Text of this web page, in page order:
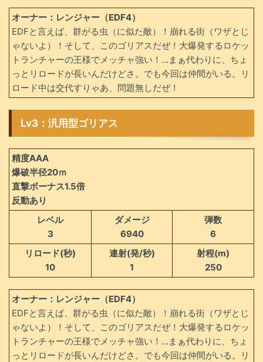
オーナー：レンジャー（EDF4）
EDFと言えば、群がる虫（に似た敵）！崩れる街（ワザとじ
ゃないよ）！そして、このゴリアスだぜ！大爆発するロケッ
トランチャーの王様でメッチャ強い！…まぁ代わりに、ちょ
っとリロードが長いんだけどさ。でも今回は仲間がいる。リ
ロード中は交代すりゃあ、問題無しだぜ！
Lv3：汎用型ゴリアス
精度AAA
爆破半径20ｍ
直撃ボーナス1.5倍
反動あり
レベル
3
ダメージ
6940
弾数
6
リロード(秒)
10
連射(発/秒)
1
射程(m)
250
オーナー：レンジャー（EDF4）
EDFと言えば、群がる虫（に似た敵）！崩れる街（ワザとじ
ゃないよ）！そして、このゴリアスだぜ！大爆発するロケッ
トランチャーの王様でメッチャ強い！…まぁ代わりに、ちょ
っとリロードが長いんだけどさ。でも今回は仲間がいる。リ